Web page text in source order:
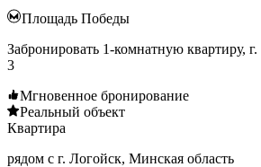
Площадь Победы
Забронировать 1-комнатную квартиру,
3
Мгновенное бронирование
Реальный объект
Квартира
рядом с г. Логойск, Минская область